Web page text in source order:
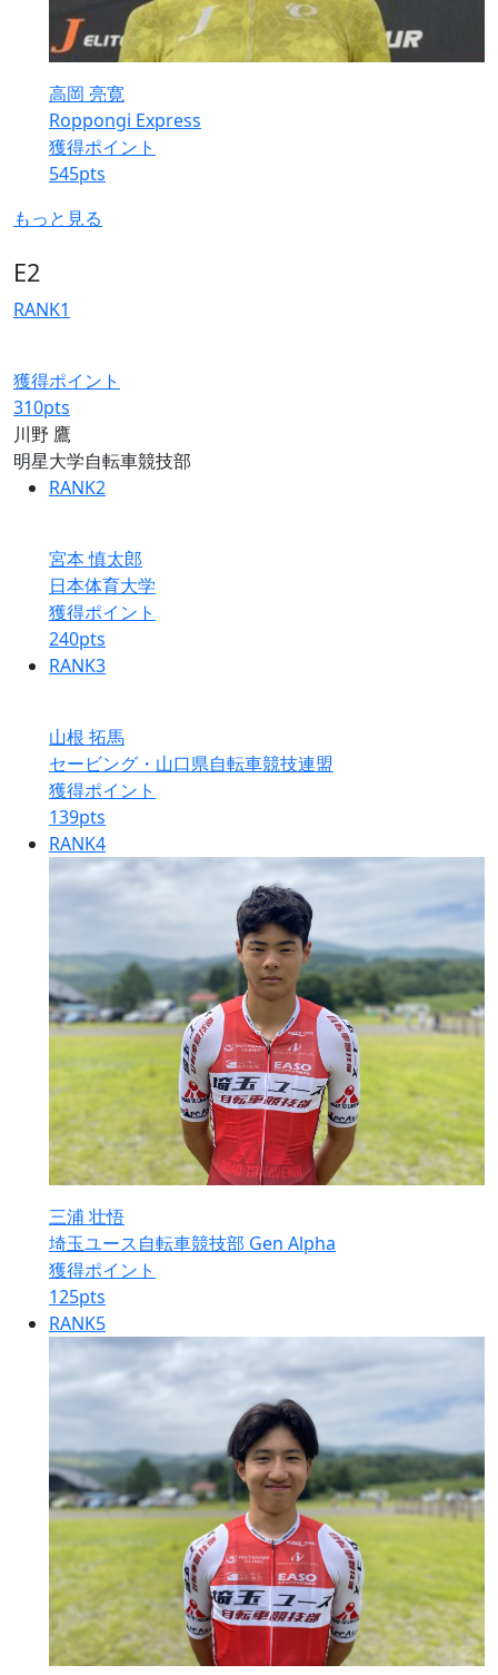
高岡 亮寛
Roppongi Express
獲得ポイント
545pts
もっと見る
E2
RANK1
獲得ポイント
310pts
川野 鷹
明星大学自転車競技部
RANK2
宮本 慎太郎
日本体育大学
獲得ポイント
240pts
RANK3
山根 拓馬
セービング・山口県自転車競技連盟
獲得ポイント
139pts
RANK4
三浦 壮悟
埼玉ユース自転車競技部 Gen Alpha
獲得ポイント
125pts
RANK5